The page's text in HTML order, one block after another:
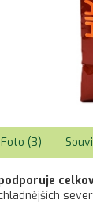
Foto (3)